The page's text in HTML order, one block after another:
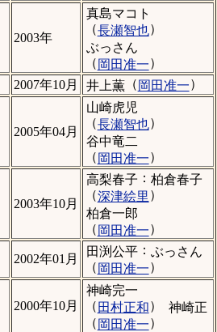
2003年
真島マコト
（長瀬智也）
ぶっさん
（ 岡田准一）
2007年10月 井上薫（ 岡田准一）
2005年04月
山崎虎児
（長瀬智也）
谷中竜二
（ 岡田准一）
2003年10月
高梨春子 ： 柏倉春子
（深津絵里 ）
柏倉一郎
（ 岡田准一）
2002年01月
田渕公平： ぶっさん
（ 岡田准一）
2000年10月
神崎完一
（ 田村正和）
神崎正
（ 岡田准一）